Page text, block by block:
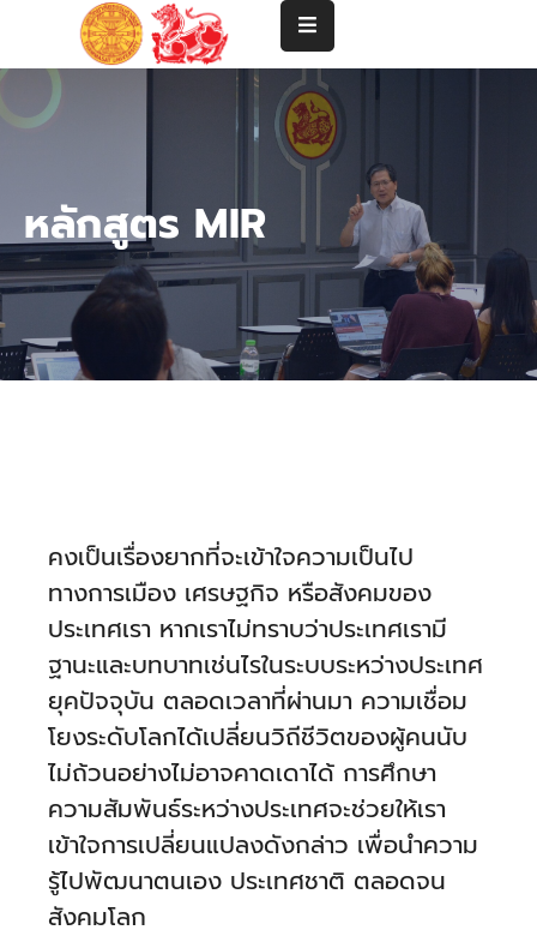
แนะนำ
คณะ
ตรี
ปริญญา
โท-
คณาจารย์
ติดต่อ
คณะ
English
หลักสูตร MIR
คงเป็นเรื่องยากที่จะเข้าใจความเป็นไป
ทางการเมือง เศรษฐกิจ หรือสังคมของ
ประเทศเรา หากเราไม่ทราบว่าประเทศเรามี
ฐานะและบทบาทเช่นไรในระบบระหว่างประเทศ
ยุคปัจจุบัน ตลอดเวลาที่ผ่านมา ความเชื่อม
โยงระดับโลกได้เปลี่ยนวิถีชีวิตของผู้คนนับ
ไม่ถ้วนอย่างไม่อาจคาดเดาได้ การศึกษา
ความสัมพันธ์ระหว่างประเทศจะช่วยให้เรา
เข้าใจการเปลี่ยนแปลงดังกล่าว เพื่อนำความ
รู้ไปพัฒนาตนเอง ประเทศชาติ ตลอดจน
สังคมโลก